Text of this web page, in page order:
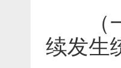
（一
续发生